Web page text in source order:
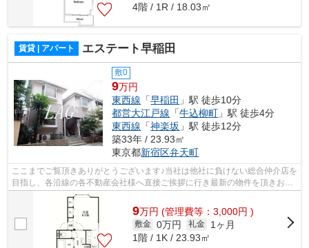
4階 / 1R / 18.03㎡
賃貸 | アパート エステート早稲田
敷0
9万円
東西線 「早稲田 」駅 徒歩10分
都営大江戸線 「牛込柳町 」駅 徒歩4分
東西線 「神楽坂 」駅 徒歩12分
築33年 / 23.93㎡
東京都新宿区弁天町
ここまでご覧頂きありがとうございます♪当社は他社に負けない総合仲介店を
目指し、各沿線の各不動産会社様へ直接ご挨拶に行き最新の物件を頂きお客
様へ提供しております！最新の情報は...
9万円 (管理費等：3,000円 )
敷金 0万円 礼金
1ヶ月
1階 / 1K / 23.93㎡